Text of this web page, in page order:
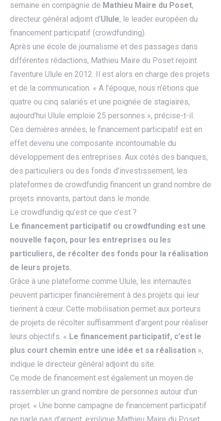
semaine en compagnie de Mathieu Maire du Poset,
directeur général adjoint d’Ulule, le leader européen du
financement participatif (crowdfunding).
Après une école de journalisme et des passages dans
différentes rédactions, Mathieu Maire du Poset rejoint
l’aventure Ulule en 2012. Il est alors en charge des projets
et de la communication. « A l’époque, nous n’étions que
quatre ou cinq salariés et une poignée de stagiaires,
aujourd'hui Ulule emploie 25 personnes », précise-t-il.
Ces dernières années, le financement participatif est en
effet devenu une composante incontournable du
développement des entreprises. Aux cotés des banques,
des particuliers ou des fonds d’investissement, les
plateformes de crowdfundig financent un grand nombre de
projets innovants, partout dans le monde.
Le crowdfundig qu’est ce que c’est ?
Le financement participatif ou crowdfunding est une
nouvelle façon, pour les entreprises ou les
particuliers, de récolter des fonds pour la réalisation
de leurs projets.
Grâce à une plateforme comme Ulule, les internautes
peuvent participer financièrement à des projets qui leur
tiennent à cœur. Cette mobilisation permet aux porteurs
de projets de récolter suffisamment d’argent pour réaliser
leurs objectifs. « Le financement participatif, c’est le
plus court chemin entre une idée et sa réalisation »,
indique le directeur général adjoint du site.
Ce mode de financement est également un moyen de
rassembler un grand nombre de personnes autour d’un
projet. « Une bonne campagne de financement participatif